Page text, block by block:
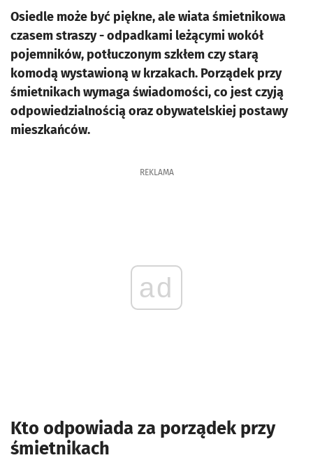
Osiedle może być piękne, ale wiata śmietnikowa
czasem straszy - odpadkami leżącymi wokół
pojemników, potłuczonym szkłem czy starą
komodą wystawioną w krzakach. Porządek przy
śmietnikach wymaga świadomości, co jest czyją
odpowiedzialnością oraz obywatelskiej postawy
mieszkańców.
REKLAMA
ad
Kto odpowiada za porządek przy
śmietnikach